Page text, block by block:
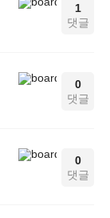
1
댓글
0
댓글
0
댓글